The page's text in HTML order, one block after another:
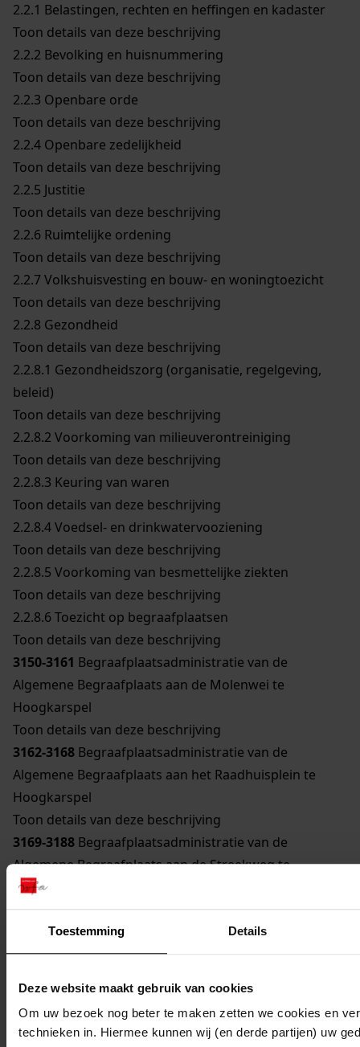
Toestemming Details
Deze website maakt gebruik van cookies
Om uw bezoek nog beter te maken zetten we cookies en
technieken in. Hiermee kunnen wij (en derde partijen) uw
2.2.1 Belastingen, rechten en heffingen en kadaster
Toon details van deze beschrijving
2.2.2 Bevolking en huisnummering
Toon details van deze beschrijving
2.2.3 Openbare orde
Toon details van deze beschrijving
2.2.4 Openbare zedelijkheid
Toon details van deze beschrijving
2.2.5 Justitie
Toon details van deze beschrijving
2.2.6 Ruimtelijke ordening
Toon details van deze beschrijving
2.2.7Volkshuisvesting en bouw- en woningtoezicht
Toon details van deze beschrijving
2.2.8 Gezondheid
Toon details van deze beschrijving
2.2.8.1 Gezondheidszorg (organisatie, regelgeving,
beleid)
Toon details van deze beschrijving
2.2.8.2 Voorkoming van milieuverontreiniging
Toon details van deze beschrijving
2.2.8.3 Keuring van waren
Toon details van deze beschrijving
2.2.8.4Voedsel- en drinkwatervooziening
Toon details van deze beschrijving
2.2.8.5 Voorkoming van besmettelijke ziekten
Toon details van deze beschrijving
2.2.8.6 Toezicht op begraafplaatsen
Toon details van deze beschrijving
3150-3161 Begraafplaatsadministratie van de
Algemene Begraafplaats aan de Molenwei te
Hoogkarspel
Toon details van deze beschrijving
3162-3168 Begraafplaatsadministratie van de
Algemene Begraafplaats aan het Raadhuisplein te
Hoogkarspel
Toon details van deze beschrijving
3169-3188 Begraafplaatsadministratie van de
Algemene Begraafplaats aan de Streekweg te
Hoogkarspel
Toon details van deze beschrijving
3189-3190Algemene begraafplaats aan de Streekweg
te Hoogkarspel
Plaatsen van urnenmuren op de algemene en
bijzondere begraafplaats in Hoogkarspel, 1979-1980